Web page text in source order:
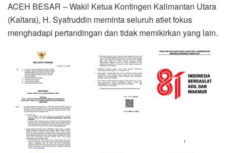
ACEH BESAR – Wakil Ketua Kontingen Kalimantan Utara
(Kaltara), H. Syafruddin meminta seluruh atlet fokus
menghadapi pertandingan dan tidak memikirkan yang lain.